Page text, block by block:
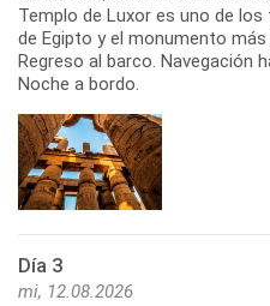
Templo de Luxor es uno de
de Egipto y el monumento
Regreso al barco. Navegación
Noche a bordo.
Día 3
mi, 12.08.2026